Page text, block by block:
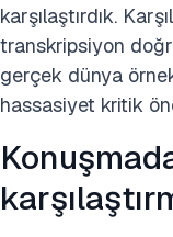
karşılaştırdık.
transkripsiyon
gerçek dünya
hassasiyet kritik